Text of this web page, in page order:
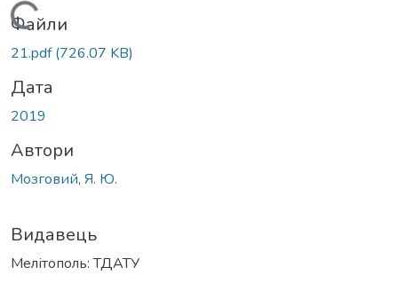
Вантажиться...
Файли
21.pdf(726.07 KB)
Дата
2019
Автори
Мозговий, Я. Ю.
Видавець
Мелітополь: ТДАТУ